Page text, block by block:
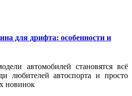
для дрифта: особенности и
автомобилей становятся всё
любителей автоспорта и просто
новинок